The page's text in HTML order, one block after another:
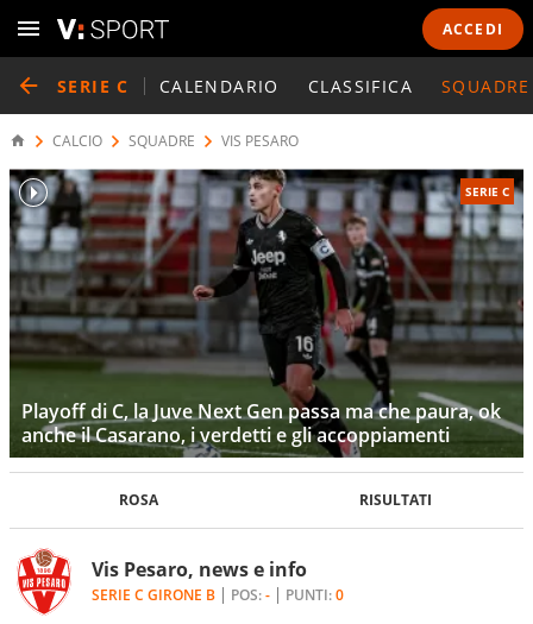
ACCEDI
SERIE C CALENDARIO CLASSIFICA SQUADRE
CALCIO SQUADRE VIS PESARO
SERIE C
Playoff di C, la Juve Next Gen passa ma che paura, ok
anche il Casarano, i verdetti e gli accoppiamenti
Vis Pesaro, news e info
SERIE C GIRONE B POS:- PUNTI:0
ROSA RISULTATI